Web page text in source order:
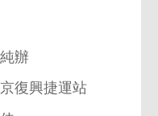
辦
復興捷運站